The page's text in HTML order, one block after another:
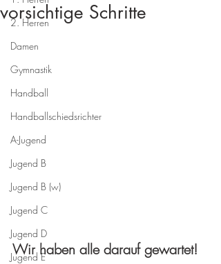
2. Herren
Damen
Gymnastik
Handball
Handballschiedsrichter
A-Jugend
Jugend B
Jugend B (w)
Jugend C
Jugend D
Jugend E
vorsichtige Schritte
Wir haben alle darauf gewartet!